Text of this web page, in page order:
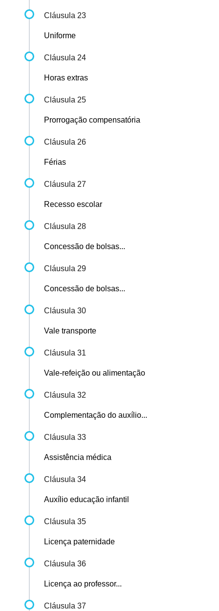
Cláusula 23
Uniforme
Cláusula 24
Horas extras
Cláusula 25
Prorrogação compensatória
Cláusula 26
Férias
Cláusula 27
Recesso escolar
Cláusula 28
Concessão de bolsas...
Cláusula 29
Concessão de bolsas...
Cláusula 30
Vale transporte
Cláusula 31
Vale-refeição ou alimentação
Cláusula 32
Complementação do auxílio...
Cláusula 33
Assistência médica
Cláusula 34
Auxílio educação infantil
Cláusula 35
Licença paternidade
Cláusula 36
Licença ao professor...
Cláusula 37